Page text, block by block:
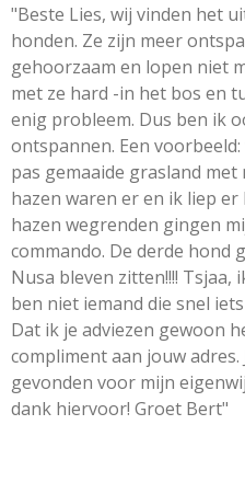
"Beste Lies, wij vinden het
honden. Ze zijn meer
gehoorzaam en lopen niet
met ze hard -in het bos en
enig probleem. Dus ben ik
ontspannen. Een
pas gemaaide grasland
hazen waren er en ik liep
hazen wegrenden gingen
commando. De derde hond
Nusa bleven zitten!!!! Tsjaa,
ben niet iemand die snel
Dat ik je adviezen gewoon
compliment aan jouw
gevonden voor mijn
dank hiervoor! Groet Bert"